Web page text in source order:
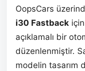
OopsCars
i30 Fastback
açıklamalı bir
düzenlenmiştir.
modelin tasarım